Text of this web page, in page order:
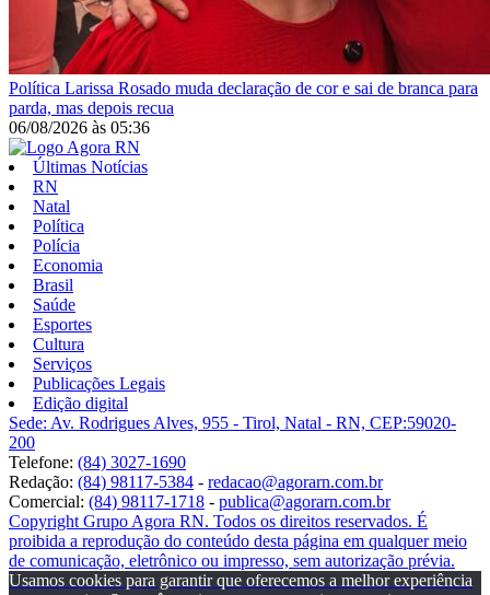
Política Larissa Rosado muda declaração de cor e sai de branca para
parda, mas depois recua
06/08/2026 às 05:36
Últimas Notícias
RN
Natal
Política
Polícia
Economia
Brasil
Saúde
Esportes
Cultura
Serviços
Publicações Legais
Edição digital
Sede: Av. Rodrigues Alves, 955 - Tirol, Natal - RN, CEP:59020-
200
Telefone: (84) 3027-1690
Redação: (84) 98117-5384 - redacao@agorarn.com.br
Comercial: (84) 98117-1718 - publica@agorarn.com.br
Copyright Grupo Agora RN. Todos os direitos reservados. É
proibida a reprodução do conteúdo desta página em qualquer meio
de comunicação, eletrônico ou impresso, sem autorização prévia.
Usamos cookies para garantir que oferecemos a melhor experiência